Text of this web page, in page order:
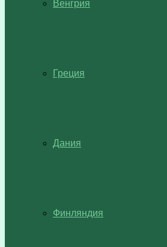
Венгрия
Греция
Дания
Финляндия